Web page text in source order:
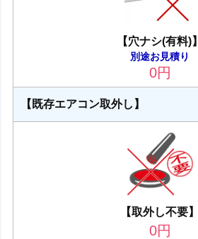
【穴ナシ(有料)】
別途お見積り
0円
【既存エアコン取外し】
【取外し不要】
0円